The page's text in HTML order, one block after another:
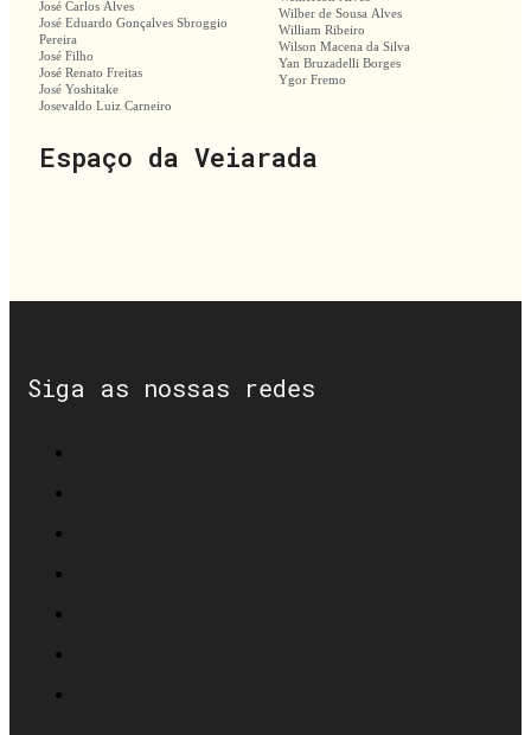
José Carlos Alves
José Eduardo Gonçalves Sbroggio
Pereira
José Filho
José Renato Freitas
José Yoshitake
Josevaldo Luiz Carneiro
Wilber de Sousa Alves
William Ribeiro
Wilson Macena da Silva
Yan Bruzadelli Borges
Ygor Fremo
Espaço da Veiarada
Siga as nossas redes